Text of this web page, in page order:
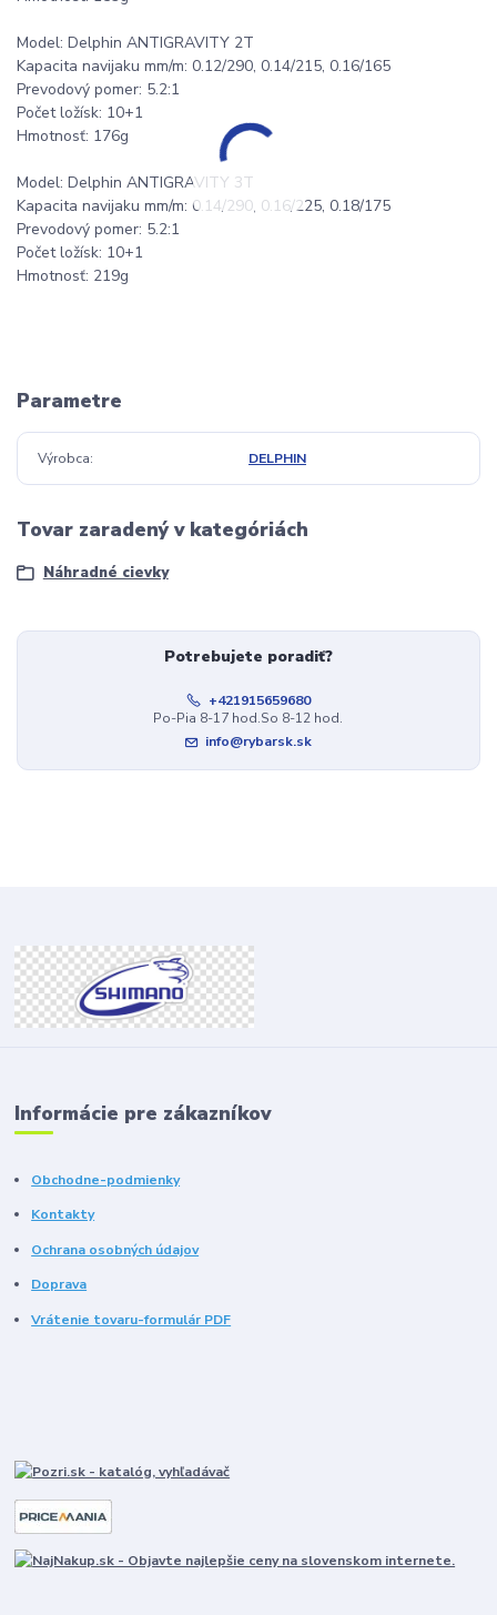
Model: Delphin ANTIGRAVITY 2T
Kapacita navijaku mm/m: 0.12/290, 0.14/215, 0.16/165
Prevodový pomer: 5.2:1
Počet ložísk: 10+1
Hmotnosť: 176g
Model: Delphin ANTIGRAVITY 3T
Kapacita navijaku mm/m: 0.14/290, 0.16/225, 0.18/175
Prevodový pomer: 5.2:1
Počet ložísk: 10+1
Hmotnosť: 219g
Parametre
Výrobca DELPHIN
Tovar zaradený v kategóriách
Náhradné cievky
Potrebujete poradiť?
+421915659680
Po-Pia 8-17 hod.So 8-12 hod.
info@rybarsk.sk
Informácie pre zákazníkov
Obchodne-podmienky
Kontakty
Ochrana osobných údajov
Doprava
Vrátenie tovaru-formulár PDF